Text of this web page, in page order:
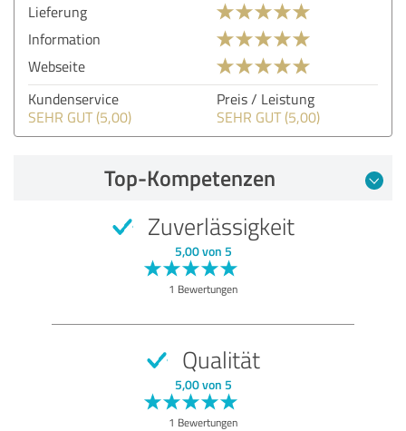
Lieferung
Information
Webseite
Kundenservice
SEHR GUT (5,00)
Preis / Leistung
SEHR GUT (5,00)
Top-Kompetenzen
Zuverlässigkeit
5,00 von 5
1 Bewertungen
Qualität
5,00 von 5
1 Bewertungen